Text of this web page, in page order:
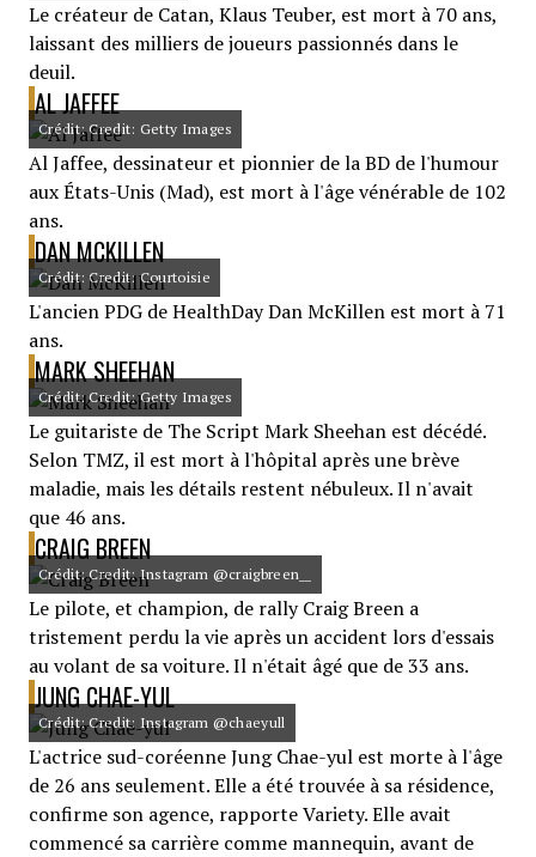
Le créateur de Catan, Klaus Teuber, est mort à 70 ans,
laissant des milliers de joueurs passionnés dans le
deuil.
AL JAFFEE
Crédit: Credit: Getty Images
Al Jaffee, dessinateur et pionnier de la BD de l'humour
aux États-Unis (Mad), est mort à l'âge vénérable de 102
ans.
DAN MCKILLEN
Crédit: Credit: Courtoisie
L'ancien PDG de HealthDay Dan McKillen est mort à 71
ans.
MARK SHEEHAN
Crédit: Credit: Getty Images
Le guitariste de The Script Mark Sheehan est décédé.
Selon TMZ, il est mort à l'hôpital après une brève
maladie, mais les détails restent nébuleux. Il n'avait
que 46 ans.
CRAIG BREEN
Crédit: Credit: Instagram @craigbreen__
Le pilote, et champion, de rally Craig Breen a
tristement perdu la vie après un accident lors d'essais
au volant de sa voiture. Il n'était âgé que de 33 ans.
JUNG CHAE-YUL
Crédit: Credit: Instagram @chaeyull
L'actrice sud-coréenne Jung Chae-yul est morte à l'âge
de 26 ans seulement. Elle a été trouvée à sa résidence,
confirme son agence, rapporte Variety. Elle avait
commencé sa carrière comme mannequin, avant de